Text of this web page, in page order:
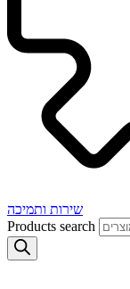
שירות ותמיכה
Products search